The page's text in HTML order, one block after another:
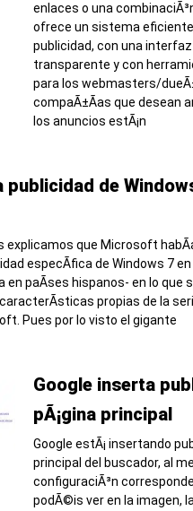
enlaces o una
ofrece un sistema
publicidad, con una
transparente y con
para los webmasters/
compaÃ±Ã­as que desean
los anuncios estÃ¡n
de
explicamos que Microsoft
especÃ­fica de Windows 7
en paÃ­ses hispanos- en lo que
propias de la
Pues por lo visto el gigante
Google inserta
pÃ¡gina principal
Google estÃ¡ insertando
principal del buscador, al
configuraciÃ³n
podÃ©is ver en la imagen,